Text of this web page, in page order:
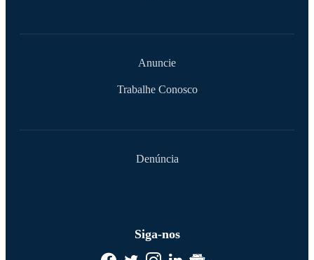
Anuncie
Trabalhe Conosco
Denúncia
Siga-nos